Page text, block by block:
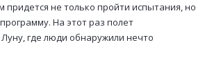
придется не только пройти испытания, но
На этот раз полет
где люди обнаружили нечто